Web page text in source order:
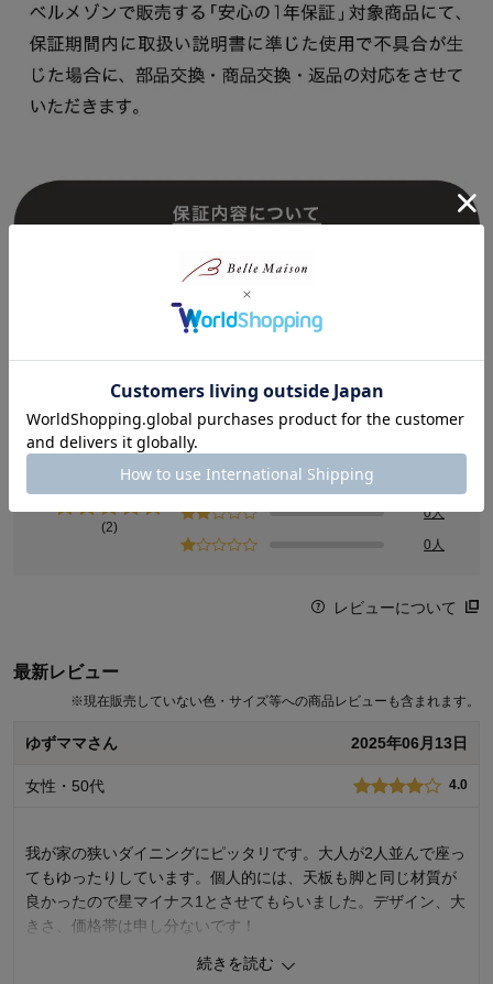
総合評価
4.5
(2)
1人
0人
0人
レビューについて
最新レビュー
※現在販売していない色・サイズ等への商品レビューも含まれます。
ゆずママさん 2025年06月13日
女性・50代 4.0
我が家の狭いダイニングにピッタリです。大人が2人並んで座っ
てもゆったりしています。個人的には、天板も脚と同じ材質が
良かったので星マイナス1とさせてもらいました。デザイン、大
きさ、価格帯は申し分ないです！
人が参考になりました
続きを読む